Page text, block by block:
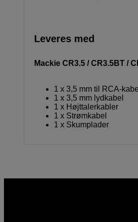
Leveres med
Mackie CR3.5 / CR3.5BT /
1 x 3,5 mm til RCA-kabel
1 x 3,5 mm lydkabel
1 x Højttalerkabler
1 x Strømkabel
1 x Skumplader